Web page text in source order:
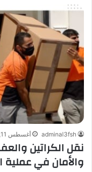
adminal3fsh أغسطس 11, 2023
نقل الكراتين
والأمان في عملية